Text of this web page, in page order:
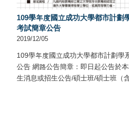
109學年度國立成功大學都市計劃
考試簡章公告
2019/12/05
109學年度國立成功大學都市計劃學
公告 網路公告簡章：即日起公告於
生消息或招生公告/碩士班/碩士班（